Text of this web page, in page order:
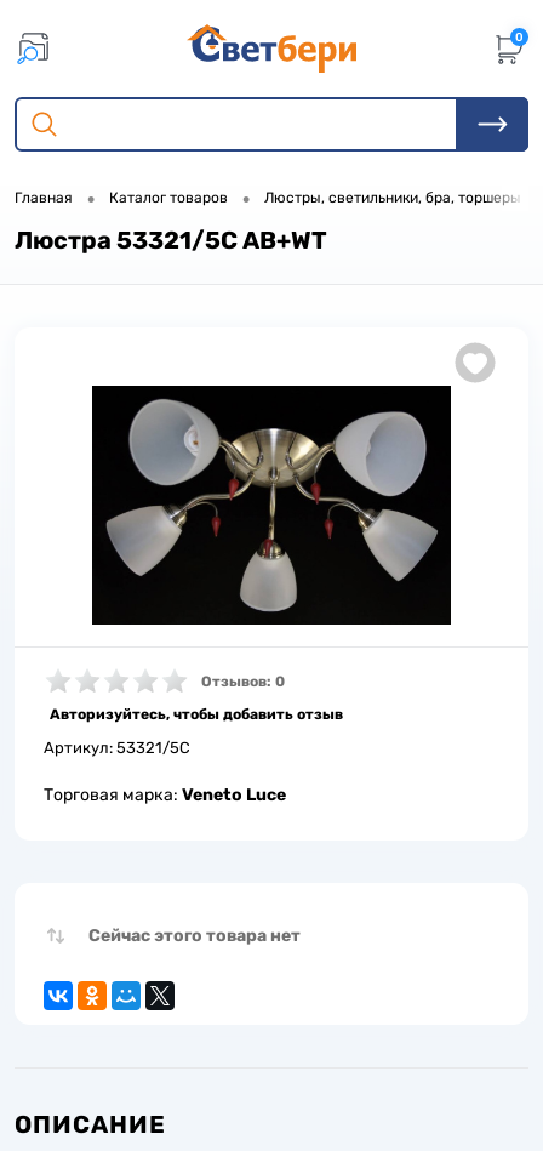
0
Главная • Каталог товаров • Люстры, светильники, бра, торшеры
Люстра 53321/5C AB+WT
Отзывов: 0
Авторизуйтесь, чтобы добавить отзыв
Артикул: 53321/5C
Торговая марка: Veneto Luce
Сейчас этого товара нет
ОПИСАНИЕ